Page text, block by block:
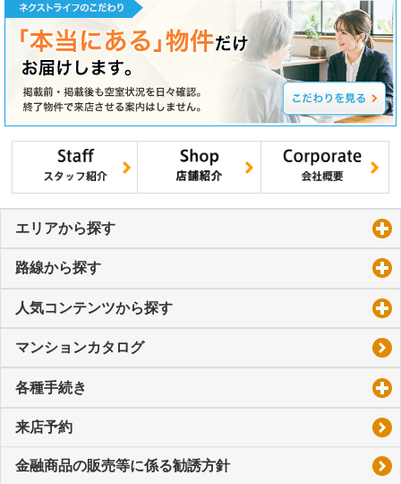
エリアから探す
路線から探す
人気コンテンツから探す
マンションカタログ
各種手続き
来店予約
金融商品の販売等に係る勧誘方針